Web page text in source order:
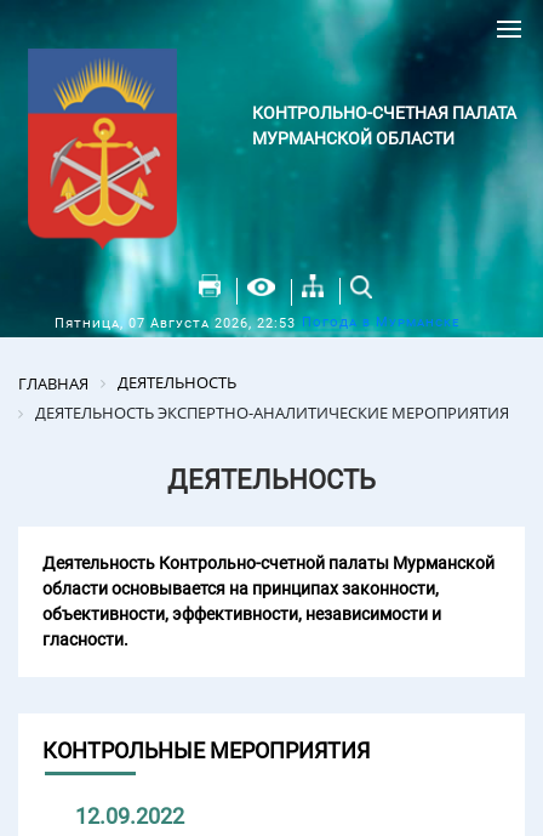
КОНТРОЛЬНО-СЧЕТНАЯ ПАЛАТА
МУРМАНСКОЙ ОБЛАСТИ
Пятница, 07 Августа 2026, 22:53 Погода в Мурманске
ГЛАВНАЯ
ДЕЯТЕЛЬНОСТЬ
ДЕЯТЕЛЬНОСТЬ ЭКСПЕРТНО-АНАЛИТИЧЕСКИЕ МЕРОПРИЯТИЯ
ДЕЯТЕЛЬНОСТЬ
Деятельность Контрольно-счетной палаты Мурманской
области основывается на принципах законности,
объективности, эффективности, независимости и
гласности.
КОНТРОЛЬНЫЕ МЕРОПРИЯТИЯ
12.09.2022